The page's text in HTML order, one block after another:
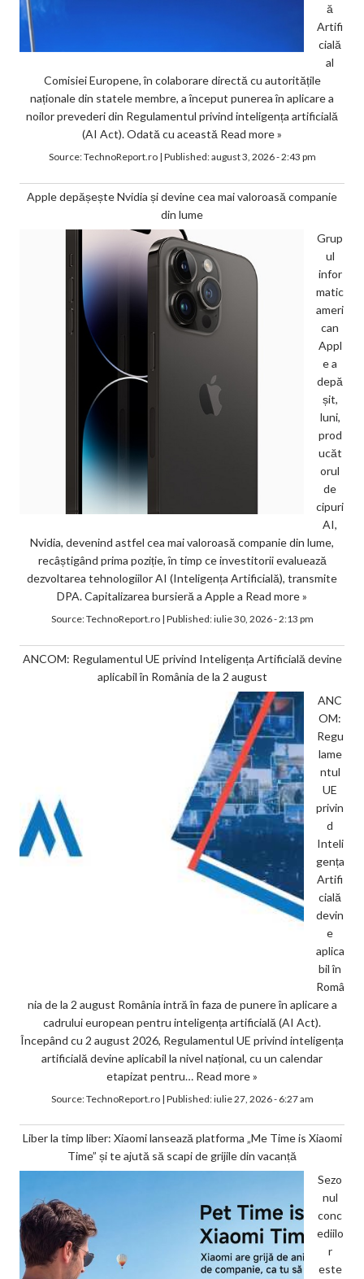
ă
Artifi
cială
al
Comisiei Europene, în colaborare directă cu autoritățile
naționale din statele membre, a început punerea în aplicare a
noilor prevederi din Regulamentul privind inteligența artificială
(AI Act). Odată cu această Read more »
Source:TechnoReport.ro| Published:august 3, 2026 - 2:43 pm
Apple depășește Nvidia și devine cea mai valoroasă companie
din lume
Grup
ul
infor
matic
ameri
can
Appl
e a
depă
șit,
luni,
prod
ucăt
orul
de
cipuri
AI,
Nvidia, devenind astfel cea mai valoroasă companie din lume,
recâștigând prima poziție, în timp ce investitorii evaluează
dezvoltarea tehnologiilor AI (Inteligența Artificială), transmite
DPA. Capitalizarea bursieră a Apple a Read more »
Source:TechnoReport.ro| Published:iulie 30, 2026 - 2:13 pm
ANCOM: Regulamentul UE privind Inteligența Artificială devine
aplicabil în România de la 2 august
ANC
OM:
Regu
lame
ntul
UE
privin
d
Inteli
gența
Artifi
cială
devin
e
aplica
bil în
Româ
nia de la 2 august România intră în faza de punere în aplicare a
cadrului european pentru inteligența artificială (AI Act).
Începând cu 2 august 2026, Regulamentul UE privind inteligența
artificială devine aplicabil la nivel național, cu un calendar
etapizat pentru… Read more »
Source:TechnoReport.ro| Published:iulie 27, 2026 - 6:27 am
Liber la timp liber: Xiaomi lansează platforma „Me Time is Xiaomi
Time” și te ajută să scapi de grijile din vacanță
Sezo
nul
conc
ediilo
r
este